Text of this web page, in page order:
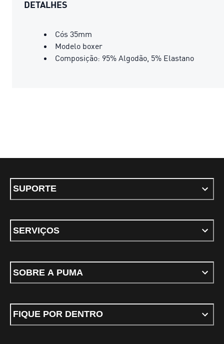
DETALHES
Cós 35mm
Modelo boxer
Composição: 95% Algodão, 5% Elastano
SUPORTE
SERVIÇOS
SOBRE A PUMA
FIQUE POR DENTRO